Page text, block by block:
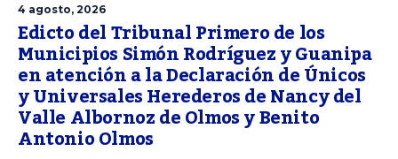
4 agosto, 2026
Edicto del Tribunal Primero de los
Municipios Simón Rodríguez y Guanipa
en atención a la Declaración de Únicos
y Universales Herederos de Nancy del
Valle Albornoz de Olmos y Benito
Antonio Olmos